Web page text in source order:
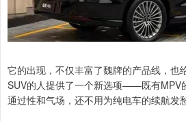
它的出现，不仅丰富了魏牌的产品线，也
SUV的人提供了一个新选项——既有MPV
通过性和气场，还不用为纯电车的续航发愁